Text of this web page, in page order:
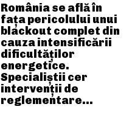
România se află în
fața pericolului unui
blackout complet din
cauza intensificării
dificultăților
energetice.
Specialiștii cer
intervenții de
reglementare…